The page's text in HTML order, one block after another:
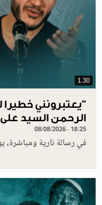
1.30
"يعتبرونني
الرحمن السيد
08/08/2026 - 18:25
في رسالة نارية